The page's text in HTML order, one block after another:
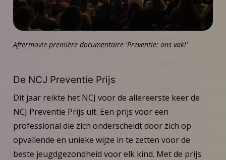
Aftermovie première documentaire 'Preventie: ons vak!'
De NCJ Preventie Prijs
Dit jaar reikte het NCJ voor de allereerste keer de
NCJ Preventie Prijs uit. Een prijs voor een
professional die zich onderscheidt door zich op
opvallende en unieke wijze in te zetten voor de
beste jeugdgezondheid voor elk kind. Met de prijs